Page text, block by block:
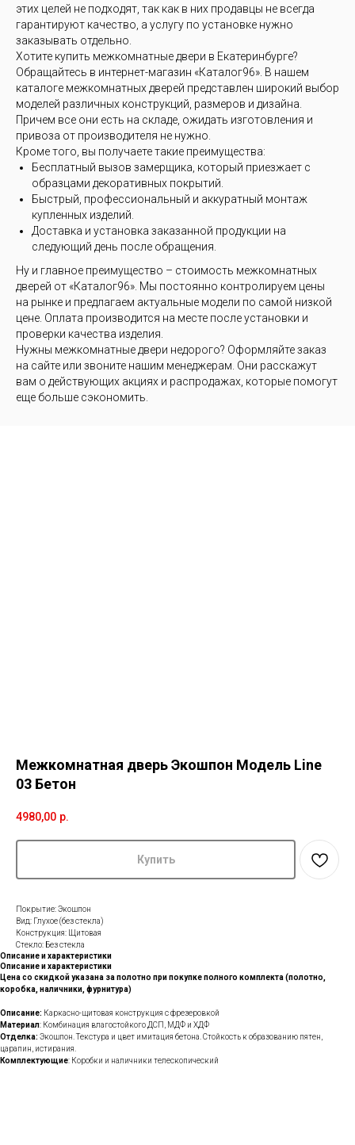
этих целей не подходят, так как в них продавцы не всегда
гарантируют качество, а услугу по установке нужно
заказывать отдельно.
Хотите купить межкомнатные двери в Екатеринбурге?
Обращайтесь в интернет-магазин «Каталог96». В нашем
каталоге межкомнатных дверей представлен широкий выбор
моделей различных конструкций, размеров и дизайна.
Причем все они есть на складе, ожидать изготовления и
привоза от производителя не нужно.
Кроме того, вы получаете такие преимущества:
Бесплатный вызов замерщика, который приезжает с
образцами декоративных покрытий.
Быстрый, профессиональный и аккуратный монтаж
купленных изделий.
Доставка и установка заказанной продукции на
следующий день после обращения.
Ну и главное преимущество – стоимость межкомнатных
дверей от «Каталог96». Мы постоянно контролируем цены
на рынке и предлагаем актуальные модели по самой низкой
цене. Оплата производится на месте после установки и
проверки качества изделия.
Нужны межкомнатные двери недорого? Оформляйте заказ
на сайте или звоните нашим менеджерам. Они расскажут
вам о действующих акциях и распродажах, которые помогут
еще больше сэкономить.
Межкомнатная дверь Экошпон Модель Line
03 Бетон
4980,00 р.
Купить
Покрытие: Экошпон
Вид: Глухое (без стекла)
Конструкция: Щитовая
Стекло: Без стекла
Описание и характеристики
Описание и характеристики
Цена со скидкой указана за полотно при покупке полного комплекта (полотно,
коробка, наличники, фурнитура)
Описание: Каркасно-щитовая конструкция с фрезеровкой
Материал: Комбинация влагостойкого ДСП, МДФ и ХДФ
Отделка: Экошпон. Текстура и цвет имитация бетона. Стойкость к образованию пятен,
царапин, истирания.
Комплектующие: Коробки и наличники телескопический